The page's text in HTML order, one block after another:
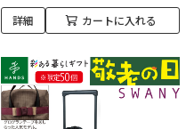
詳細 カートに入れる